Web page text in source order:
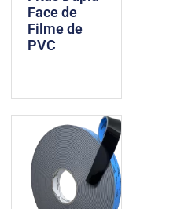
Face de
Filme de
PVC